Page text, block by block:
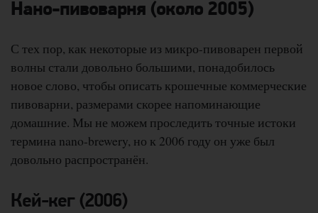
Нано-пивоварня (около 2005)
С тех пор, как некоторые из микро-пивоварен первой
волны стали довольно большими, понадобилось
новое слово, чтобы описать крошечные коммерческие
пивоварни, размерами скорее напоминающие
домашние. Мы не можем проследить точные истоки
термина nano-brewery, но к 2006 году он уже был
довольно распространён.
Кей-кег (2006)